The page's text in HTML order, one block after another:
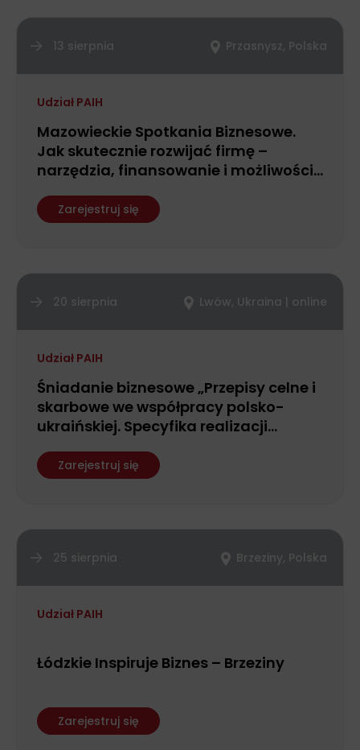
13 sierpnia Przasnysz, Polska
Udział PAIH
Mazowieckie Spotkania Biznesowe.
Jak skutecznie rozwijać firmę –
narzędzia, finansowanie i możliwości
Zarejestruj się
20 sierpnia Lwów, Ukraina | online
Udział PAIH
Śniadanie biznesowe „Przepisy celne i
skarbowe we współpracy polsko-
ukraińskiej. Specyfika realizacji
międzynarodowych”
Zarejestruj się
25 sierpnia Brzeziny, Polska
Udział PAIH
Łódzkie Inspiruje Biznes – Brzeziny
Zarejestruj się